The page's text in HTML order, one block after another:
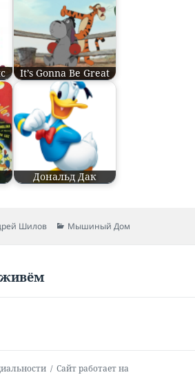
It’s Gonna Be Great
Дональд Дак
Шилов Рубрики
Мышиный Дом
Сайт работает на